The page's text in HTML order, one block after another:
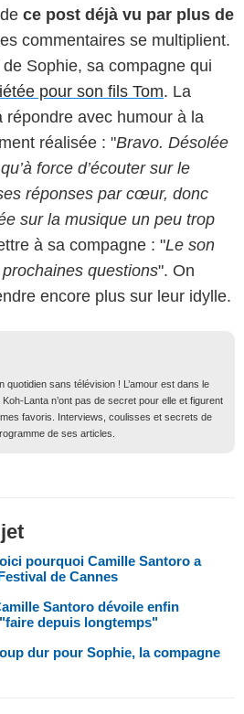
ce post déjà vu par plus de
commentaires se multiplient.
Sophie, sa compagne qui
pour son fils Tom. La
répondre avec humour à la
réalisée : "Bravo. Désolée
force d’écouter sur le
réponses par cœur, donc
sur la musique un peu trop
à sa compagne : "Le son
questions". On
encore plus sur leur idylle.
quotidien sans télévision ! L’amour est dans le
Lanta n’ont pas de secret pour elle et figurent
favoris. Interviews, coulisses et secrets de
de ses articles.
pourquoi Camille Santoro a
de Cannes
Santoro dévoile enfin
depuis longtemps"
dur pour Sophie, la compagne